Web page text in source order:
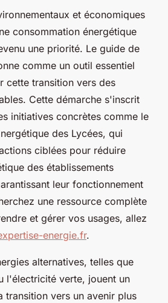
et économiques
consommation énergétique
une priorité. Le guide de
comme un outil essentiel
cette transition vers des
Cette démarche s'inscrit
initiatives concrètes comme le
des Lycées, qui
ciblées pour réduire
des établissements
leur fonctionnement
une ressource complète
et gérer vos usages, allez
energie.fr.
alternatives, telles que
l'électricité verte, jouent un
transition vers un avenir plus